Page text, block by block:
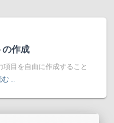
の作成
目を自由に作成すること
む …